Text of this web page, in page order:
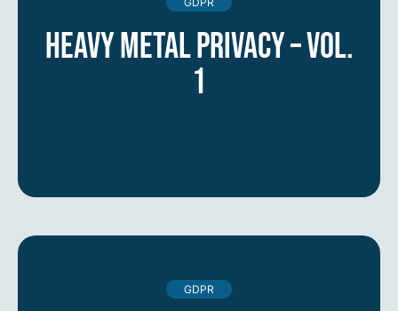
Heavy Metal Privacy – vol.
1
GDPR